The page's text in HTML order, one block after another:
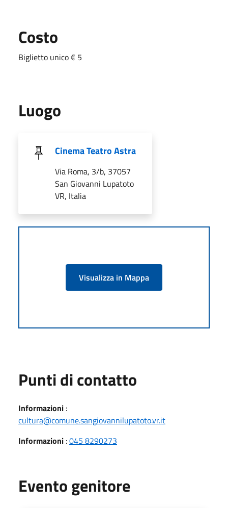
Costo
Biglietto unico € 5
Luogo
Cinema Teatro Astra
Via Roma, 3/b, 37057
San Giovanni Lupatoto
VR, Italia
Visualizza in Mappa
Punti di contatto
Informazioni :
cultura@comune.sangiovannilupatoto.vr.it
Informazioni :045 8290273
Evento genitore